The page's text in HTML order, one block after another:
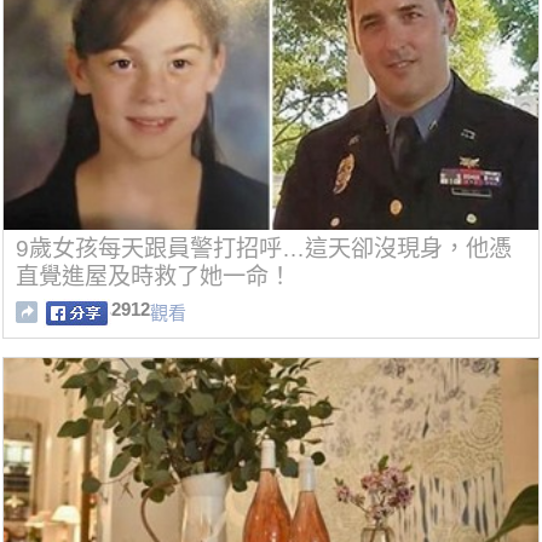
9歲女孩每天跟員警打招呼…這天卻沒現身，他憑
直覺進屋及時救了她一命！
2912觀看